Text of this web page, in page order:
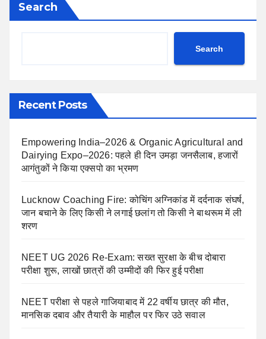
Search
Search
Recent Posts
Empowering India–2026 & Organic Agricultural and
Dairying Expo–2026: पहले ही दिन उमड़ा जनसैलाब, हजारों
आगंतुकों ने किया एक्सपो का भ्रमण
Lucknow Coaching Fire: कोचिंग अग्निकांड में दर्दनाक संघर्ष,
जान बचाने के लिए किसी ने लगाई छलांग तो किसी ने बाथरूम में ली
शरण
NEET UG 2026 Re-Exam: सख्त सुरक्षा के बीच दोबारा
परीक्षा शुरू, लाखों छात्रों की उम्मीदों की फिर हुई परीक्षा
NEET परीक्षा से पहले गाजियाबाद में 22 वर्षीय छात्र की मौत,
मानसिक दबाव और तैयारी के माहौल पर फिर उठे सवाल